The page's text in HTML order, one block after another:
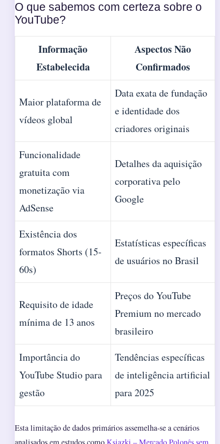
O que sabemos com certeza sobre o
YouTube?
Informação
Estabelecida
Aspectos Não
Confirmados
Maior plataforma de
vídeos global
Data exata de fundação
e identidade dos
criadores originais
Funcionalidade
gratuita com
monetização via
AdSense
Detalhes da aquisição
corporativa pelo
Google
Existência dos
formatos Shorts (15-
60s)
Estatísticas específicas
de usuários no Brasil
Requisito de idade
mínima de 13 anos
Preços do YouTube
Premium no mercado
brasileiro
Importância do
YouTube Studio para
gestão
Tendências específicas
de inteligência artificial
para 2025
Esta limitação de dados primários assemelha-se a cenários